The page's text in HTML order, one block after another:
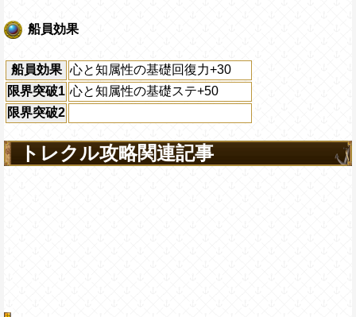
船員効果
船員効果
心と知属性の基礎回復力+30
限界突破1 心と知属性の基礎ステ+50
限界突破2
トレクル攻略関連記事